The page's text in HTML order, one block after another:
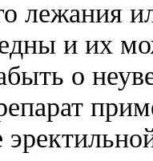
лежания
и их
о